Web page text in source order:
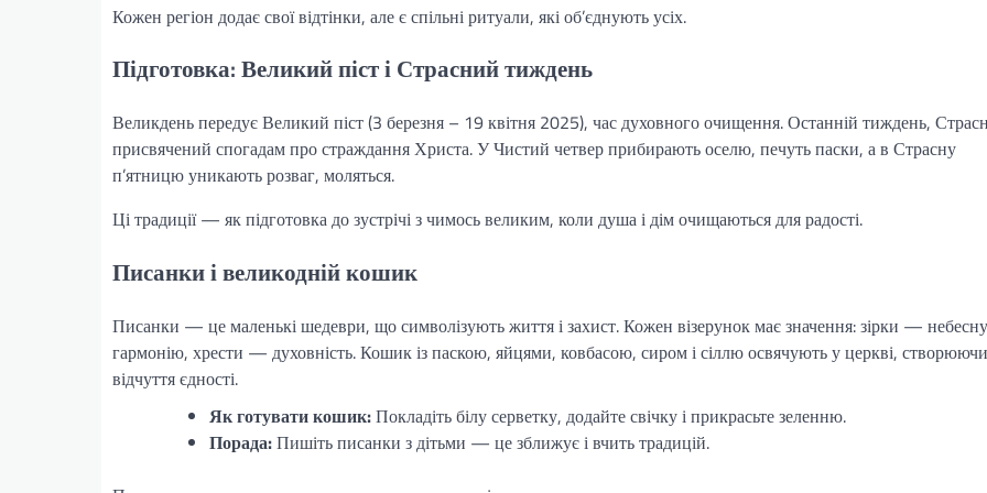
Кожен регіон додає свої відтінки, але є спільні ритуали, які об’єднують усіх.
Підготовка: Великий піст і Страсний тиждень
Великдень передує Великий піст (3 березня – 19 квітня 2025), час духовного очищення. Останній тиждень,
присвячений спогадам про страждання Христа. У Чистий четвер прибирають оселю, печуть паски, а в Страсну
п’ятницю уникають розваг, моляться.
Ці традиції — як підготовка до зустрічі з чимось великим, коли душа і дім очищаються для радості.
Писанки і великодній кошик
Писанки — це маленькі шедеври, що символізують життя і захист. Кожен візерунок має значення: зірки — небесну
гармонію, хрести — духовність. Кошик із паскою, яйцями, ковбасою, сиром і сіллю освячують у церкві, створюючи
відчуття єдності.
Як готувати кошик:Покладіть білу серветку, додайте свічку і прикрасьте зеленню.
Порада:Пишіть писанки з дітьми — це зближує і вчить традицій.